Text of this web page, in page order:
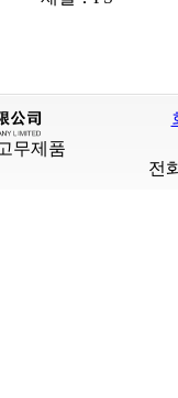
무제품
전